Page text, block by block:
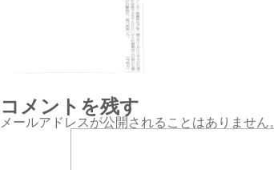
コメントを残す
メールアドレスが公開されることはありません。